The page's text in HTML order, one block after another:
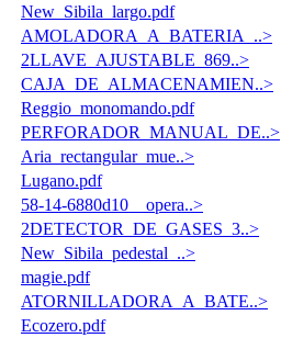
New_Sibila_largo.pdf
AMOLADORA_A_BATERIA_..>
2LLAVE_AJUSTABLE_869..>
CAJA_DE_ALMACENAMIEN..>
Reggio_monomando.pdf
PERFORADOR_MANUAL_DE..>
Aria_rectangular_mue..>
Lugano.pdf
58-14-6880d10__opera..>
2DETECTOR_DE_GASES_3..>
New_Sibila_pedestal_..>
magie.pdf
ATORNILLADORA_A_BATE..>
Ecozero.pdf